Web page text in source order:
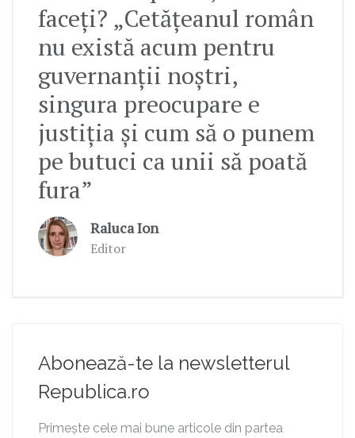
faceți? „Cetățeanul român
nu există acum pentru
guvernanții noștri,
singura preocupare e
justiția și cum să o punem
pe butuci ca unii să poată
fura”
Raluca Ion
Editor
Abonează-te la newsletterul
Republica.ro
Primește cele mai bune articole din partea